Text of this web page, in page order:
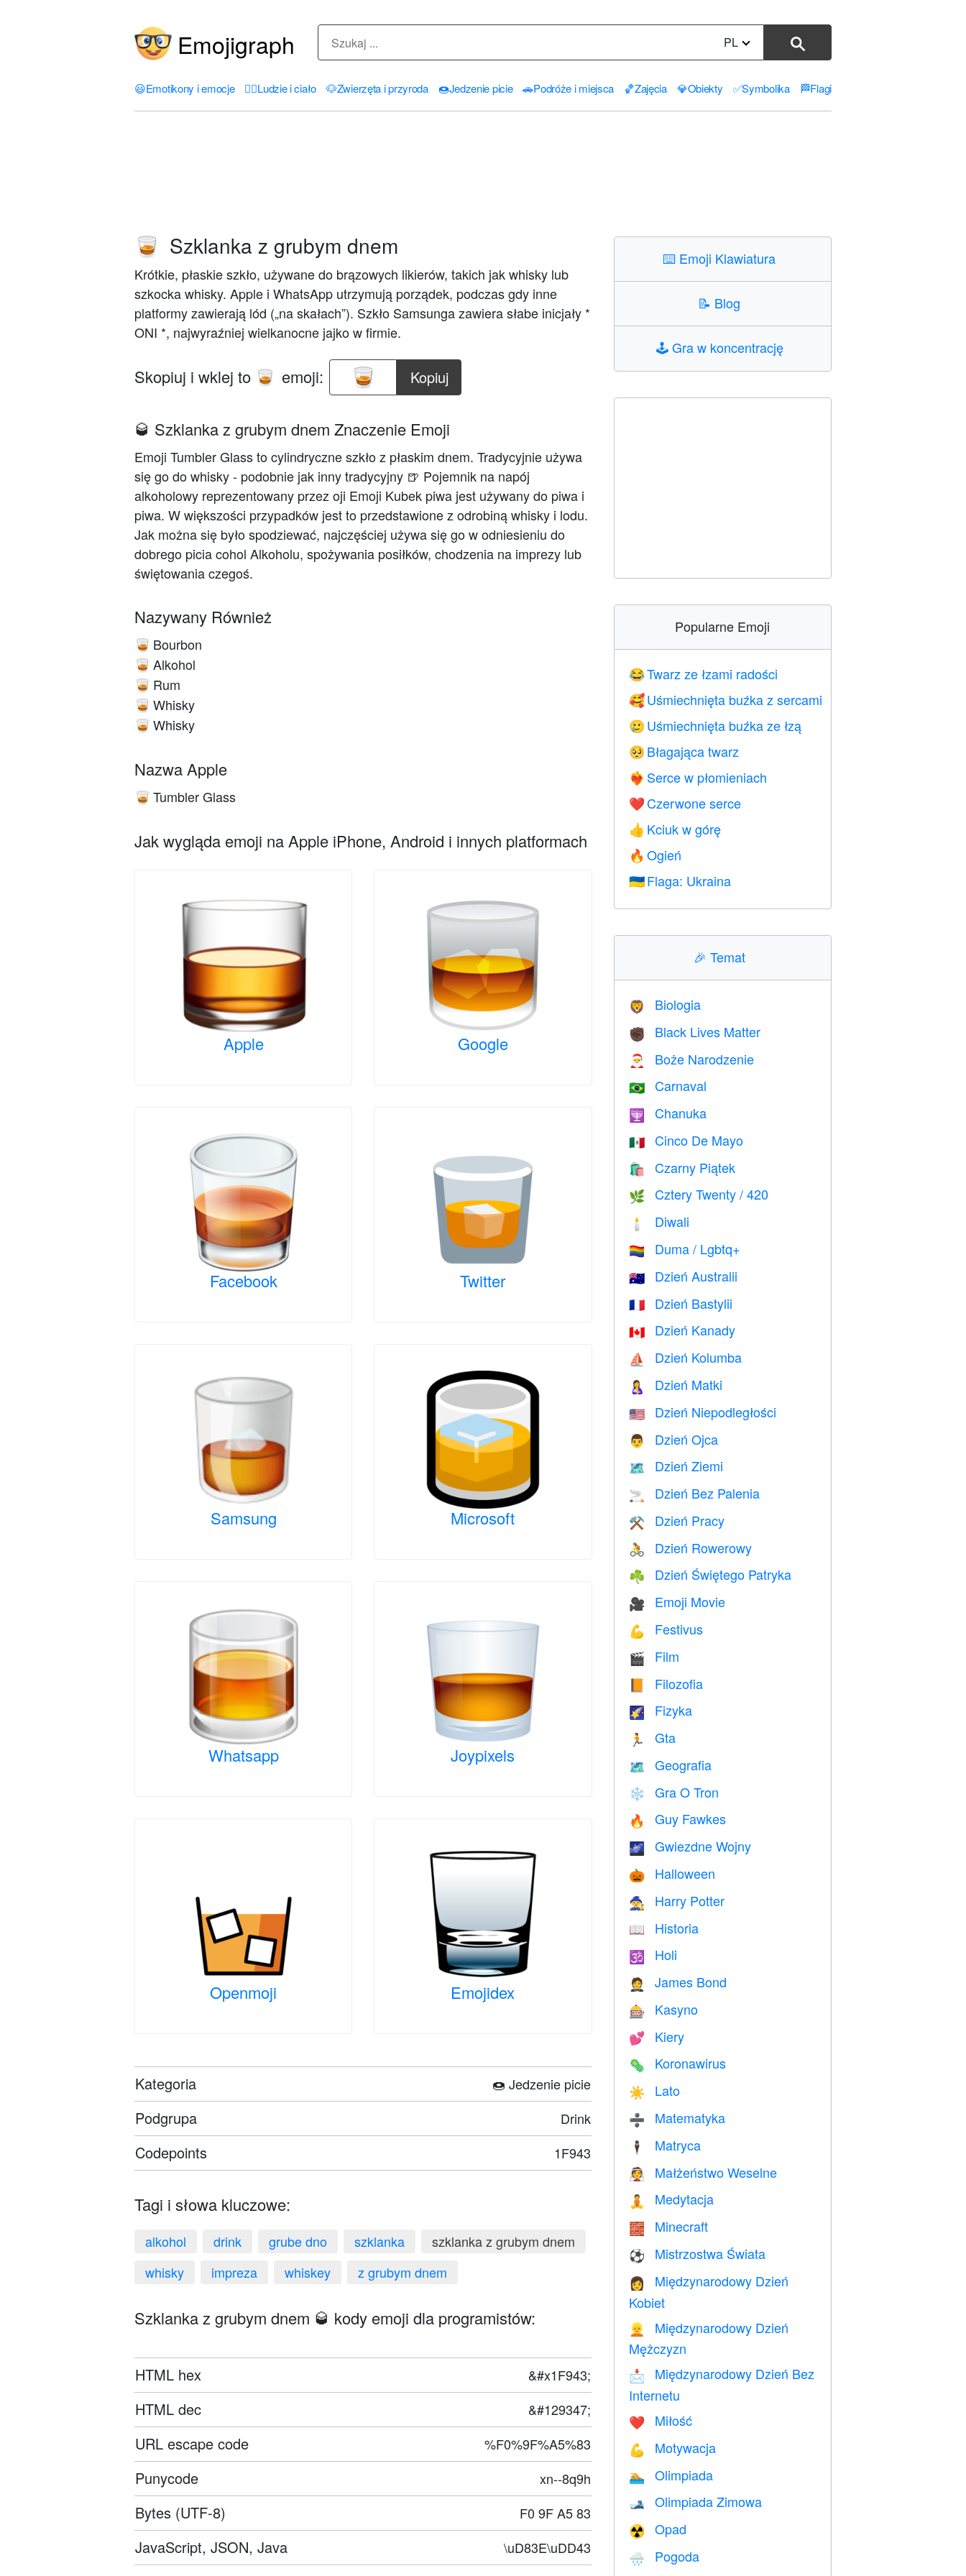
Emojigraph PL
😃Emotikony i emocje 🤦‍♀️Ludzie i ciało 🐶Zwierzęta i przyroda 🍩Jedzenie picie 🚗Podróże i miejsca 🏀Zajęcia 💎Obiekty ✅Symbolika 🏁Flagi
🥃 Szklanka z grubym dnem
Krótkie, płaskie szkło, używane do brązowych likierów, takich jak whisky lub
szkocka whisky. Apple i WhatsApp utrzymują porządek, podczas gdy inne
platformy zawierają lód („na skałach”). Szkło Samsunga zawiera słabe inicjały *
ONI *, najwyraźniej wielkanocne jajko w firmie.
Skopiuj i wklej to 🥃 emoji: Kopiuj
🥃 Szklanka z grubym dnem Znaczenie Emoji
Emoji Tumbler Glass to cylindryczne szkło z płaskim dnem. Tradycyjnie używa
się go do whisky - podobnie jak inny tradycyjny 🍺 Pojemnik na napój
alkoholowy reprezentowany przez oji Emoji Kubek piwa jest używany do piwa i
piwa. W większości przypadków jest to przedstawione z odrobiną whisky i lodu.
Jak można się było spodziewać, najczęściej używa się go w odniesieniu do
dobrego picia cohol Alkoholu, spożywania posiłków, chodzenia na imprezy lub
świętowania czegoś.
Nazywany Również
🥃 Bourbon
🥃 Alkohol
🥃 Rum
🥃 Whisky
🥃 Whisky
Nazwa Apple
🥃 Tumbler Glass
Jak wygląda emoji na Apple iPhone, Android i innych platformach
Apple Google
Facebook Twitter
Samsung Microsoft
Whatsapp Joypixels
Openmoji Emojidex
Kategoria 🍩 Jedzenie picie
Podgrupa Drink
Codepoints 1F943
Tagi i słowa kluczowe:
alkohol drink grube dno szklanka
szklanka z grubym dnem
whisky
impreza whiskey z grubym dnem
Szklanka z grubym dnem 🥃 kody emoji dla programistów:
HTML hex &#x1F943;
HTML dec &#129347;
URL escape code %F0%9F%A5%83
Punycode xn--8q9h
Bytes (UTF-8) F0 9F A5 83
JavaScript, JSON, Java \uD83E\uDD43
⌨️ Emoji Klawiatura
📝 Blog
🕹️Gra w koncentrację
Popularne Emoji
😂Twarz ze łzami radości
🥰 Uśmiechnięta buźka z sercami
🥲 Uśmiechnięta buźka ze łzą
🥺 Błagająca twarz
❤️‍🔥 Serce w płomieniach
❤️ Czerwone serce
👍 Kciuk w górę
🔥 Ogień
🇺🇦 Flaga: Ukraina
🎉 Temat
🦁 Biologia
✊🏿 Black Lives Matter
🎅 Boże Narodzenie
🇧🇷 Carnaval
🕎 Chanuka
🇲🇽 Cinco De Mayo
🛍 Czarny Piątek
🌿 Cztery Twenty / 420
🕯 Diwali
🏳️‍🌈 Duma / Lgbtq+
🇦🇺 Dzień Australii
🇫🇷 Dzień Bastylii
🇨🇦 Dzień Kanady
⛵️ Dzień Kolumba
🤱 Dzień Matki
🇺🇸 Dzień Niepodległości
👨 Dzień Ojca
🗺️ Dzień Ziemi
🚬 Dzień Bez Palenia
⚒️ Dzień Pracy
🚴 Dzień Rowerowy
☘️ Dzień Świętego Patryka
🎥 Emoji Movie
💪 Festivus
🎬 Film
Filozofia
🌠 Fizyka
🏃 Gta
🗺 Geografia
❄️ Gra O Tron
🔥 Guy Fawkes
🌌 Gwiezdne Wojny
🎃 Halloween
🧙 Harry Potter
📖 Historia
🕉 Holi
🤵 James Bond
🎰 Kasyno
💕 Kiery
🦠 Koronawirus
☀️ Lato
➗ Matematyka
🕴️ Matryca
👰 Małżeństwo Weselne
🧘 Medytacja
🧱 Minecraft
⚽ Mistrzostwa Świata
👩
Międzynarodowy Dzień
Kobiet
👱
Międzynarodowy Dzień
Mężczyzn
📩
Międzynarodowy Dzień Bez
Internetu
❤️️ Miłość
💪 Motywacja
🏊 Olimpiada
🎿 Olimpiada Zimowa
☢️ Opad
🌧
Pogoda